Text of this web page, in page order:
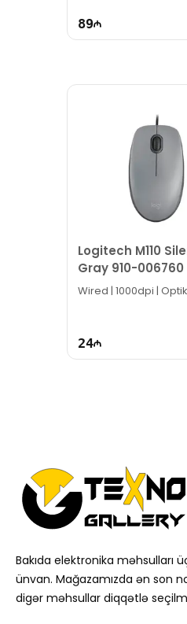
89
Logitech M110
Gray 910-006760
Wired | 1000dpi | Optik
24
Bakıda elektronika məhsulları
ünvan. Mağazamızda ən son
digər məhsullar diqqətlə